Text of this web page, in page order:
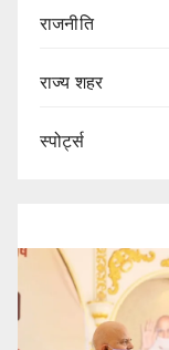
राजनीति
राज्य शहर
स्पोर्ट्स